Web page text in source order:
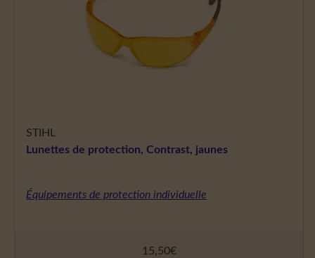
STIHL
Lunettes de protection, Contrast, jaunes
Équipements de protection individuelle
15,50€